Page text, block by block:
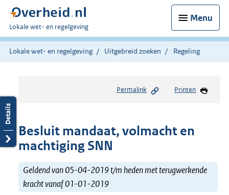
Menu
U
bent
hier:
Lokale wet- en regelgeving
Lokale wet- en regelgeving Uitgebreid zoeken Regeling
Permalink Printen
Besluit mandaat, volmacht en
machtiging SNN
Geldend van 05-04-2019 t/m heden met terugwerkende
kracht vanaf 01-01-2019